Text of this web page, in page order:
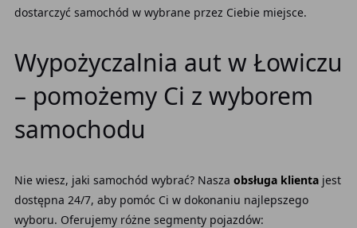
dostarczyć samochód w wybrane przez Ciebie miejsce.
Wypożyczalnia aut w Łowiczu
– pomożemy Ci z wyborem
samochodu
Nie wiesz, jaki samochód wybrać? Nasza obsługa klientajest
dostępna 24/7, aby pomóc Ci w dokonaniu najlepszego
wyboru. Oferujemy różne segmenty pojazdów: